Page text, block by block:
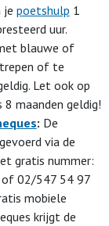
je poetshulp 1
uur.
blauwe of
of te
Let ook op
maanden geldig!
: De
via de
gratis nummer:
of 02/547 54 97
mobiele
krijgt de